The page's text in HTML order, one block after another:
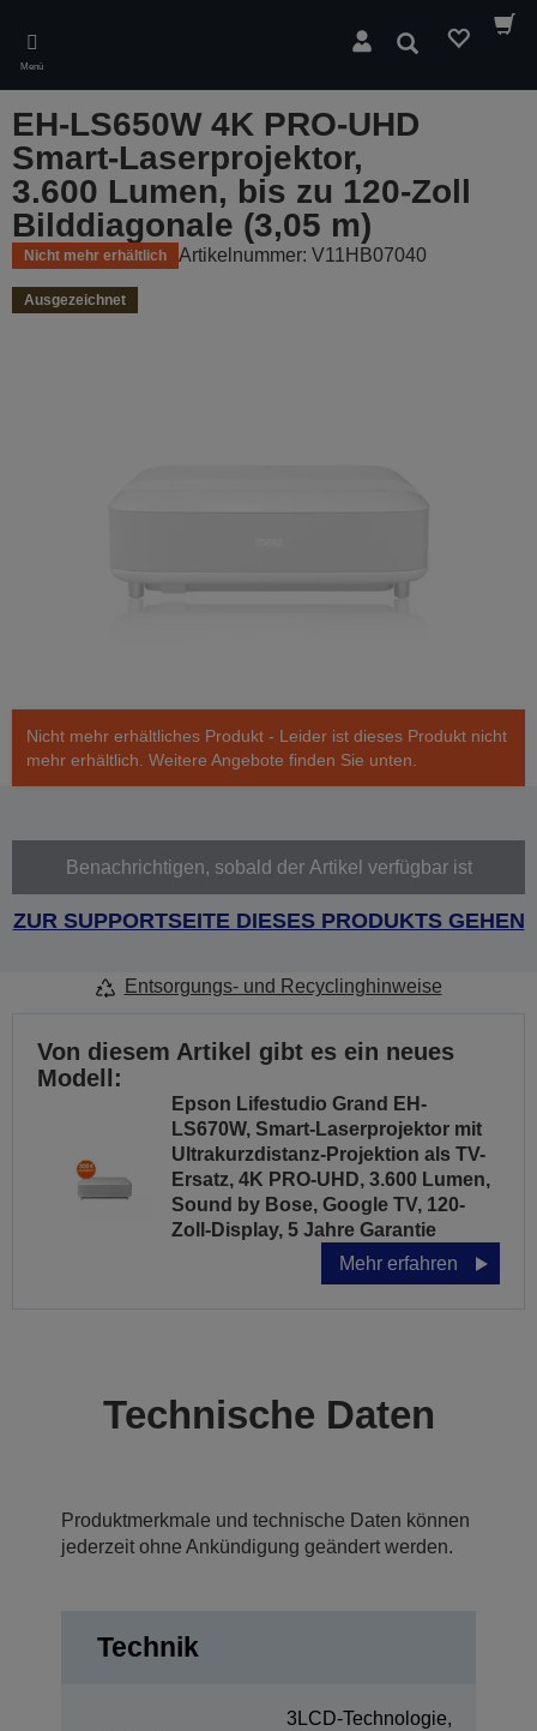
main
content
Menü
Suchen
EH-LS650W 4K PRO-UHD
Smart-Laserprojektor,
3.600 Lumen, bis zu 120-Zoll
Bilddiagonale (3,05 m)
Nicht mehr erhältlich Artikelnummer: V11HB07040
Ausgezeichnet
Nicht mehr erhältliches Produkt - Leider ist dieses Produkt nicht
mehr erhältlich. Weitere Angebote finden Sie unten.
Benachrichtigen, sobald der Artikel verfügbar ist
ZUR SUPPORTSEITE DIESES PRODUKTS GEHEN
Entsorgungs- und Recyclinghinweise
Von diesem Artikel gibt es ein neues
Modell:
Epson Lifestudio Grand EH-
LS670W, Smart-Laserprojektor mit
Ultrakurzdistanz-Projektion als TV-
Ersatz, 4K PRO-UHD, 3.600 Lumen,
Sound by Bose, Google TV, 120-
Zoll-Display, 5 Jahre Garantie
Mehr erfahren
Technische Daten
Produktmerkmale und technische Daten können
jederzeit ohne Ankündigung geändert werden.
Technik
3LCD-Technologie,